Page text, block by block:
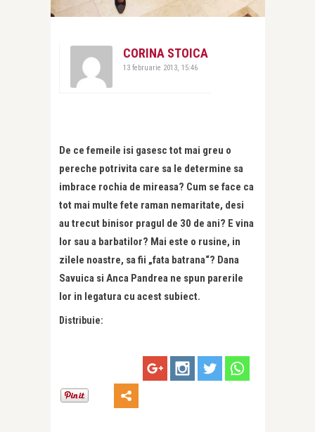
CORINA STOICA
13 februarie 2013, 15:46
De ce femeile isi gasesc tot mai greu o
pereche potrivita care sa le determine sa
imbrace rochia de mireasa? Cum se face ca
tot mai multe fete raman nemaritate, desi
au trecut binisor pragul de 30 de ani? E vina
lor sau a barbatilor? Mai este o rusine, in
zilele noastre, sa fii „fata batrana“? Dana
Savuica si Anca Pandrea ne spun parerile
lor in legatura cu acest subiect.
Distribuie: